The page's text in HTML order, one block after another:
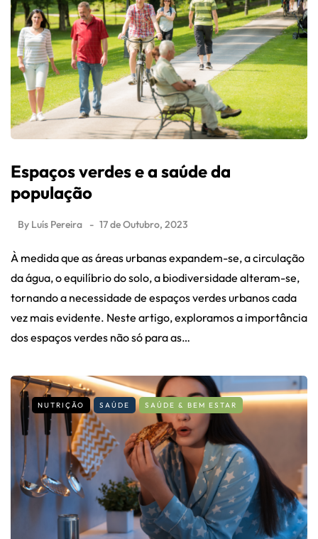
Espaços verdes e a saúde da
população
By Luís Pereira 17 de Outubro, 2023
À medida que as áreas urbanas expandem-se, a circulação
da água, o equilíbrio do solo, a biodiversidade alteram-se,
tornando a necessidade de espaços verdes urbanos cada
vez mais evidente. Neste artigo, exploramos a importância
dos espaços verdes não só para as…
NUTRIÇÃO SAÚDE SAÚDE & BEM ESTAR